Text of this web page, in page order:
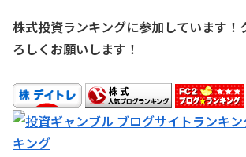
株式投資ランキングに参加しています！
ろしくお願いします！
キング